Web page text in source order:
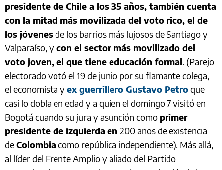
presidente de Chile a los 35 años, también cuenta
con la mitad más movilizada del voto rico, el de
los jóvenesde los barrios más lujosos de Santiago y
Valparaíso, y con el sector más movilizado del
voto joven, el que tiene educación formal. (Parejo
electorado votó el 19 de junio por su flamante colega,
el economista yex guerrillero Gustavo Petroque
casi lo dobla en edad y a quien el domingo 7 visitó en
Bogotá cuando su jura y asunción como primer
presidente de izquierda en 200 años de existencia
deColombia como república independiente). Más allá,
al líder del Frente Amplio y aliado del Partido